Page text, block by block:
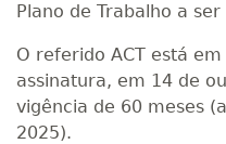
Plano de Trabalho a
O referido ACT está
assinatura, em 14 de
vigência de 60 meses
2025).